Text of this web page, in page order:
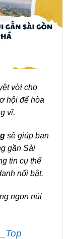
vời cho
hội để hòa
vĩ.
sẽ giúp bạn
gần Sài
tin cụ thể
nổi bật.
ngọn núi